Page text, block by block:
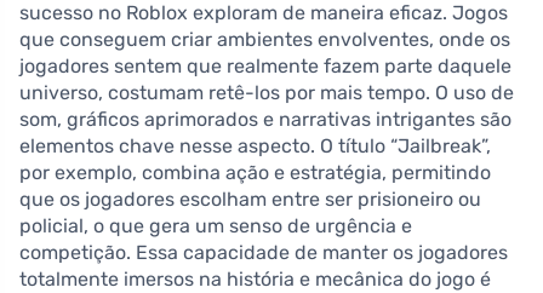
sucesso no Roblox exploram de maneira eficaz. Jogos
que conseguem criar ambientes envolventes, onde os
jogadores sentem que realmente fazem parte daquele
universo, costumam retê-los por mais tempo. O uso de
som, gráficos aprimorados e narrativas intrigantes são
elementos chave nesse aspecto. O título “Jailbreak”,
por exemplo, combina ação e estratégia, permitindo
que os jogadores escolham entre ser prisioneiro ou
policial, o que gera um senso de urgência e
competição. Essa capacidade de manter os jogadores
totalmente imersos na história e mecânica do jogo é